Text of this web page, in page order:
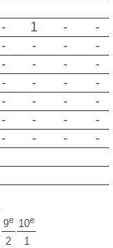
- 1 -
-
- - -
-
- - -
-
- - -
-
- - -
-
- - -
-
- - -
-
9e 10e
2 1